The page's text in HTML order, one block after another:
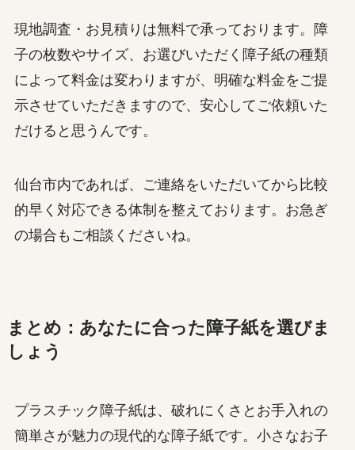
現地調査・お見積りは無料で承っております。障
子の枚数やサイズ、お選びいただく障子紙の種類
によって料金は変わりますが、明確な料金をご提
示させていただきますので、安心してご依頼いた
だけると思うんです。
仙台市内であれば、ご連絡をいただいてから比較
的早く対応できる体制を整えております。お急ぎ
の場合もご相談くださいね。
まとめ：あなたに合った障子紙を選びま
しょう
プラスチック障子紙は、破れにくさとお手入れの
簡単さが魅力の現代的な障子紙です。小さなお子